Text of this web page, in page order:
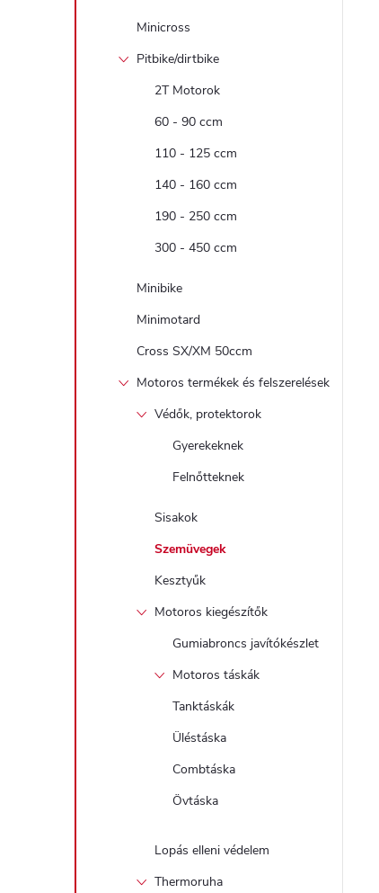
Minicross
Pitbike/dirtbike
2T Motorok
60 - 90 ccm
110 - 125 ccm
140 - 160 ccm
190 - 250 ccm
300 - 450 ccm
Minibike
Minimotard
Cross SX/XM 50ccm
Motoros termékek és felszerelések
Védők, protektorok
Gyerekeknek
Felnőtteknek
Sisakok
Szemüvegek
Kesztyűk
Motoros kiegészítők
Gumiabroncs javítókészlet
Motoros táskák
Tanktáskák
Üléstáska
Combtáska
Övtáska
Lopás elleni védelem
Thermoruha